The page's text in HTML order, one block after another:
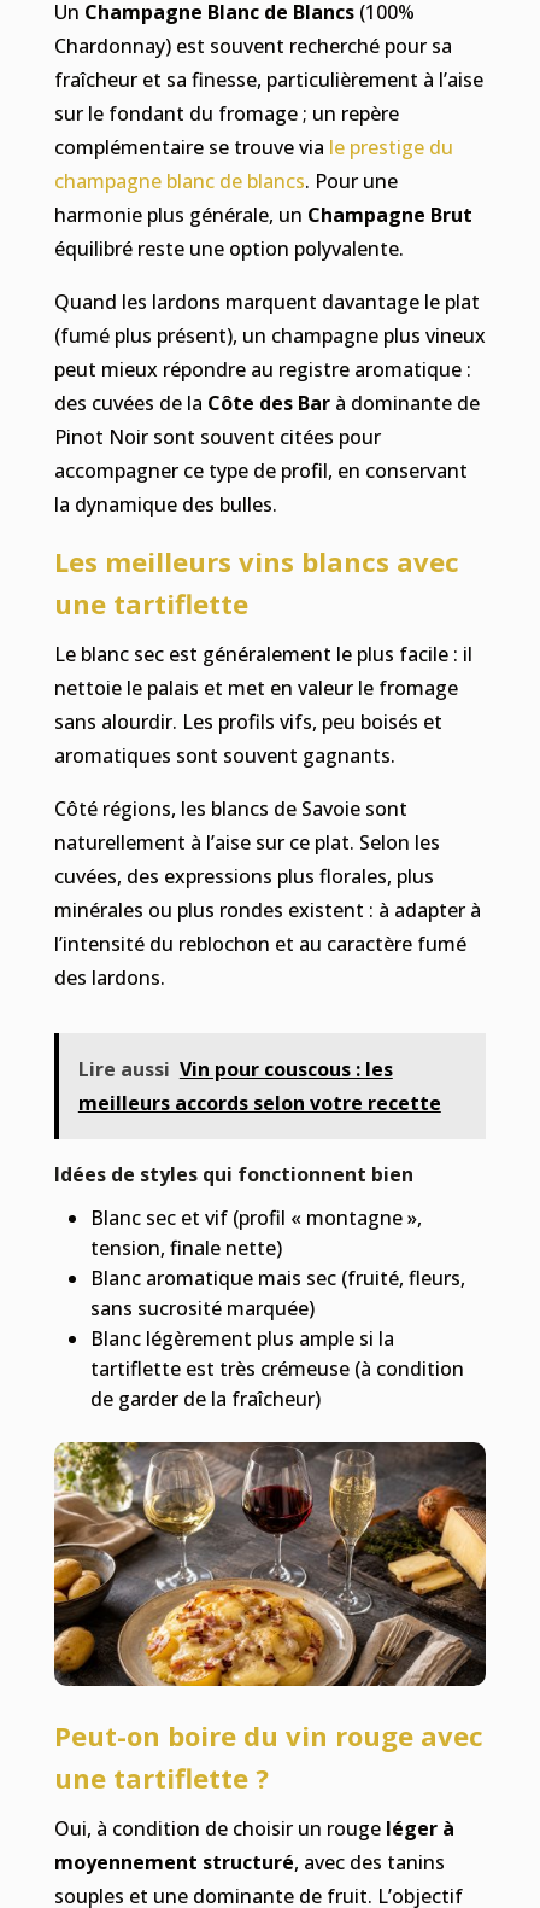
Un Champagne Blanc de Blancs(100%
Chardonnay) est souvent recherché pour sa
fraîcheur et sa finesse, particulièrement à l’aise
sur le fondant du fromage ; un repère
complémentaire se trouve via le prestige du
champagne blanc de blancs. Pour une
harmonie plus générale, un Champagne Brut
équilibré reste une option polyvalente.
Quand les lardons marquent davantage le plat
(fumé plus présent), un champagne plus vineux
peut mieux répondre au registre aromatique :
des cuvées de la Côte des Barà dominante de
Pinot Noir sont souvent citées pour
accompagner ce type de profil, en conservant
la dynamique des bulles.
Les meilleurs vins blancs avec
une tartiflette
Le blanc sec est généralement le plus facile : il
nettoie le palais et met en valeur le fromage
sans alourdir. Les profils vifs, peu boisés et
aromatiques sont souvent gagnants.
Côté régions, les blancs de Savoie sont
naturellement à l’aise sur ce plat. Selon les
cuvées, des expressions plus florales, plus
minérales ou plus rondes existent : à adapter à
l’intensité du reblochon et au caractère fumé
des lardons.
Lire aussi Vin pour couscous : les
meilleurs accords selon votre recette
Idées de styles qui fonctionnent bien
Blanc sec et vif (profil « montagne »,
tension, finale nette)
Blanc aromatique mais sec (fruité, fleurs,
sans sucrosité marquée)
Blanc légèrement plus ample si la
tartiflette est très crémeuse (à condition
de garder de la fraîcheur)
Peut-on boire du vin rouge avec
une tartiflette ?
Oui, à condition de choisir un rouge léger à
moyennement structuré, avec des tanins
souples et une dominante de fruit. L’objectif